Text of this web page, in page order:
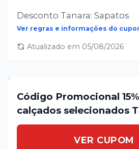
Desconto Tanara: Sapatos
Ver regras e informações do
Atualizado em 05/08/2026
Código Promocional
calçados selecionados
VER CUPOM